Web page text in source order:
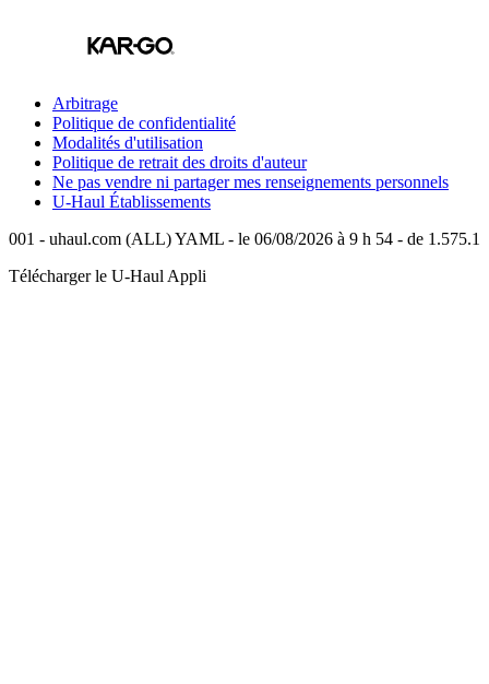
Arbitrage
Politique de confidentialité
Modalités d'utilisation
Politique de retrait des droits d'auteur
Ne pas vendre ni partager mes renseignements personnels
U-Haul Établissements
001 - uhaul.com (ALL) YAML - le 06/08/2026 à 9 h 54 - de 1.575.1
Télécharger le U-Haul Appli